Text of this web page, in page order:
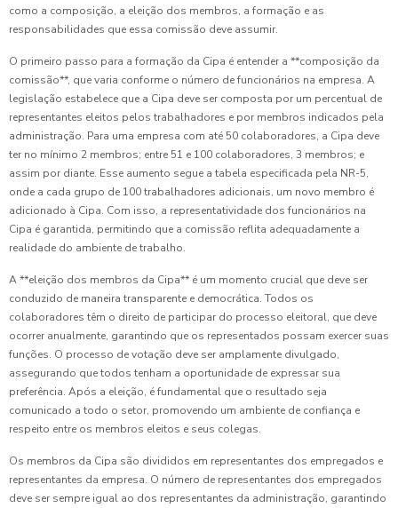
como a composição, a eleição dos membros, a formação e as
responsabilidades que essa comissão deve assumir.
O primeiro passo para a formação da Cipa é entender a **composição da
comissão**, que varia conforme o número de funcionários na empresa. A
legislação estabelece que a Cipa deve ser composta por um percentual de
representantes eleitos pelos trabalhadores e por membros indicados pela
administração. Para uma empresa com até 50 colaboradores, a Cipa deve
ter no mínimo 2 membros; entre 51 e 100 colaboradores, 3 membros; e
assim por diante. Esse aumento segue a tabela especificada pela NR-5,
onde a cada grupo de 100 trabalhadores adicionais, um novo membro é
adicionado à Cipa. Com isso, a representatividade dos funcionários na
Cipa é garantida, permitindo que a comissão reflita adequadamente a
realidade do ambiente de trabalho.
A **eleição dos membros da Cipa** é um momento crucial que deve ser
conduzido de maneira transparente e democrática. Todos os
colaboradores têm o direito de participar do processo eleitoral, que deve
ocorrer anualmente, garantindo que os representados possam exercer suas
funções. O processo de votação deve ser amplamente divulgado,
assegurando que todos tenham a oportunidade de expressar sua
preferência. Após a eleição, é fundamental que o resultado seja
comunicado a todo o setor, promovendo um ambiente de confiança e
respeito entre os membros eleitos e seus colegas.
Os membros da Cipa são divididos em representantes dos empregados e
representantes da empresa. O número de representantes dos empregados
deve ser sempre igual ao dos representantes da administração, garantindo